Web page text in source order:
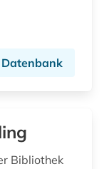
Bibliothek